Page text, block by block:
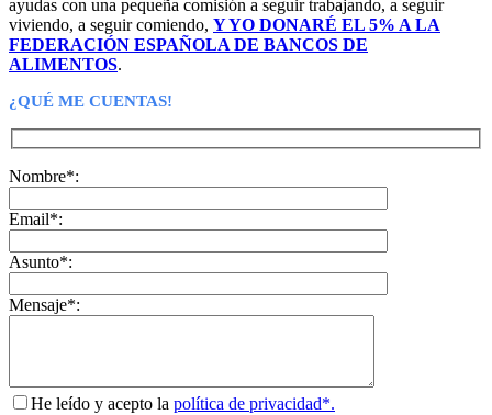
ayudas con una pequeña comisión a seguir trabajando, a seguir
viviendo, a seguir comiendo, Y YO DONARÉ EL 5% A LA
FEDERACIÓN ESPAÑOLA DE BANCOS DE
ALIMENTOS.
¿QUÉ ME CUENTAS!
Nombre*:
Email*:
Asunto*:
Mensaje*:
He leído y acepto la política de privacidad*.